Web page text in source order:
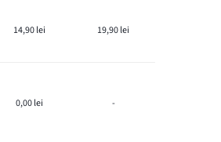
14,90 lei 19,90 lei
0,00 lei -